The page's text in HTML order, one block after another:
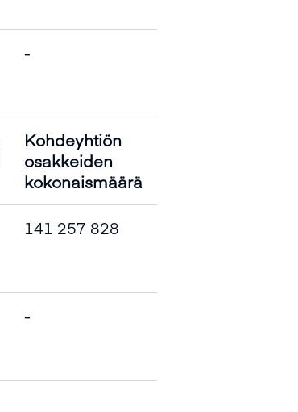
-
Kohdeyhtiön
osakkeiden
kokonaismäärä
141 257 828
-